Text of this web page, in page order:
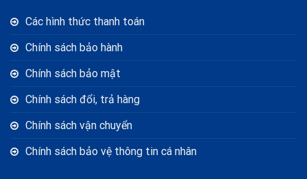
Các hình thức thanh toán
Chính sách bảo hành
Chính sách bảo mật
Chính sách đổi, trả hàng
Chính sách vận chuyển
Chính sách bảo vệ thông tin cá nhân